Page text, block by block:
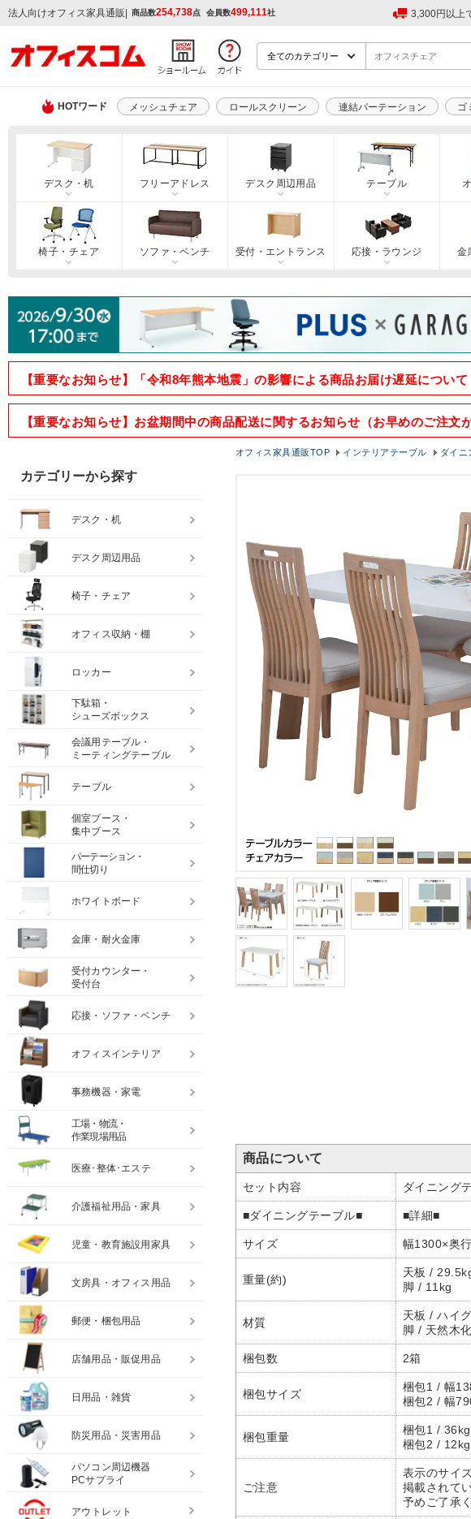
法人向けオフィス家具通販 | 商品数254,738点 会員数499,111社 3,300円以上
HOTワード メッシュチェア ロールスクリーン 連結パーテーション ゴ
デスク・机 フリーアドレス デスク周辺用品 テーブル
椅子・チェア ソファ・ベンチ 受付・エントランス 応接・ラウンジ 金
【重要なお知らせ】「令和8年熊本地震」の影響による商品お届け遅延について
【重要なお知らせ】お盆期間中の商品配送に関するお知らせ（お早めのご注文
オフィス家具通販TOP インテリアテーブル ダイニ
商品について
セット内容 ダイニング
■ダイニングテーブル■ ■詳細■
サイズ 幅1300×奥
重量(約)
天板 /
脚 / 11kg
材質
天板 / ハイ
脚 / 天然木
梱包数 2箱
梱包サイズ
梱包1 / 幅
梱包2 / 幅
梱包重量
梱包1 / 36kg
梱包2 / 12kg
ご注意
表示のサイ
掲載されて
予めご了承
カテゴリーから探す
デスク・机
デスク周辺用品
椅子・チェア
オフィス収納・棚
ロッカー
下駄箱・
シューズボックス
会議用テーブル・
ミーティングテーブル
テーブル
個室ブース・
集中ブース
パーテーション・
間仕切り
ホワイトボード
金庫・耐火金庫
受付カウンター・
受付台
応接・ソファ・ベンチ
オフィスインテリア
事務機器・家電
工場・物流・
作業現場用品
医療･整体･エステ
介護福祉用品・家具
児童・教育施設用家具
文房具・オフィス用品
郵便・梱包用品
店舗用品・販促用品
日用品・雑貨
防災用品・災害用品
パソコン周辺機器
PCサプライ
アウトレット